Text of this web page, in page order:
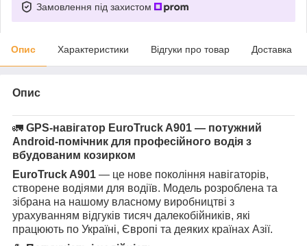
Замовлення під захистом
Опис Характеристики Відгуки про товар Доставка
Опис
🚛 GPS-навігатор EuroTruck A901 — потужний
Android-помічник для професійного водія з
вбудованим козирком
EuroTruck A901 — це нове покоління навігаторів,
створене водіями для водіїв. Модель розроблена та
зібрана на нашому власному виробництві з
урахуванням відгуків тисяч далекобійників, які
працюють по Україні, Європі та деяких країнах Азії.